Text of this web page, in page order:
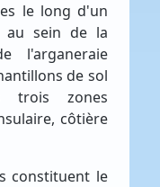
le long d'un
au sein de la
l'arganeraie
de sol
trois zones
côtière
constituent le